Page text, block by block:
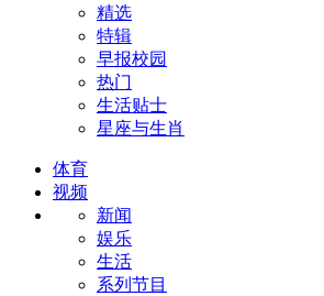
精选
特辑
早报校园
热门
生活贴士
星座与生肖
体育
视频
新闻
娱乐
生活
系列节目